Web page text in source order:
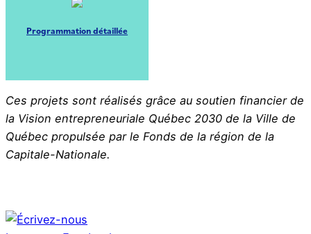
Programmation détaillée
Ces projets sont réalisés grâce au soutien financier de
la Vision entrepreneuriale Québec 2030 de la Ville de
Québec propulsée par le Fonds de la région de la
Capitale-Nationale.